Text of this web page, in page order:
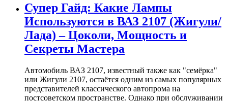
Супер Гайд: Какие Лампы
Используются в ВАЗ 2107 (Жигули/
Лада) – Цоколи, Мощность и
Секреты Мастера
Автомобиль ВАЗ 2107, известный также как "семёрка"
или Жигули 2107, остаётся одним из самых популярных
представителей классического автопрома на
постсоветском пространстве. Однако при обслуживании